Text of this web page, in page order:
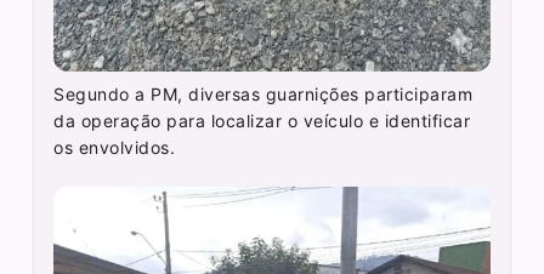
Segundo a PM, diversas guarnições participaram
da operação para localizar o veículo e identificar
os envolvidos.